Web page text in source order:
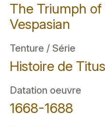
The Triumph
Vespasian
Tenture / Série
Histoire de
Datation oeuvre
1668-1688